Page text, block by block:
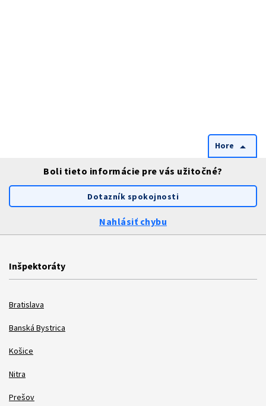
Hore arrow_drop_up
Boli tieto informácie pre vás užitočné?
Dotazník spokojnosti
Nahlásiť chybu
Inšpektoráty
Bratislava
Banská Bystrica
Košice
Nitra
Prešov